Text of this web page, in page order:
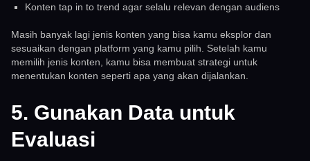
Konten tap in to trend agar selalu relevan dengan audiens
Masih banyak lagi jenis konten yang bisa kamu eksplor dan
sesuaikan dengan platform yang kamu pilih. Setelah kamu
memilih jenis konten, kamu bisa membuat strategi untuk
menentukan konten seperti apa yang akan dijalankan.
5. Gunakan Data untuk
Evaluasi